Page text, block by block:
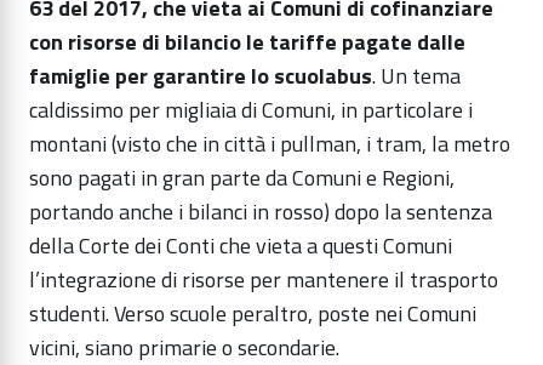
63 del 2017, che vieta ai Comuni di cofinanziare
con risorse di bilancio le tariffe pagate dalle
famiglie per garantire lo scuolabus. Un tema
caldissimo per migliaia di Comuni, in particolare i
montani (visto che in città i pullman, i tram, la metro
sono pagati in gran parte da Comuni e Regioni,
portando anche i bilanci in rosso) dopo la sentenza
della Corte dei Conti che vieta a questi Comuni
l’integrazione di risorse per mantenere il trasporto
studenti. Verso scuole peraltro, poste nei Comuni
vicini, siano primarie o secondarie.